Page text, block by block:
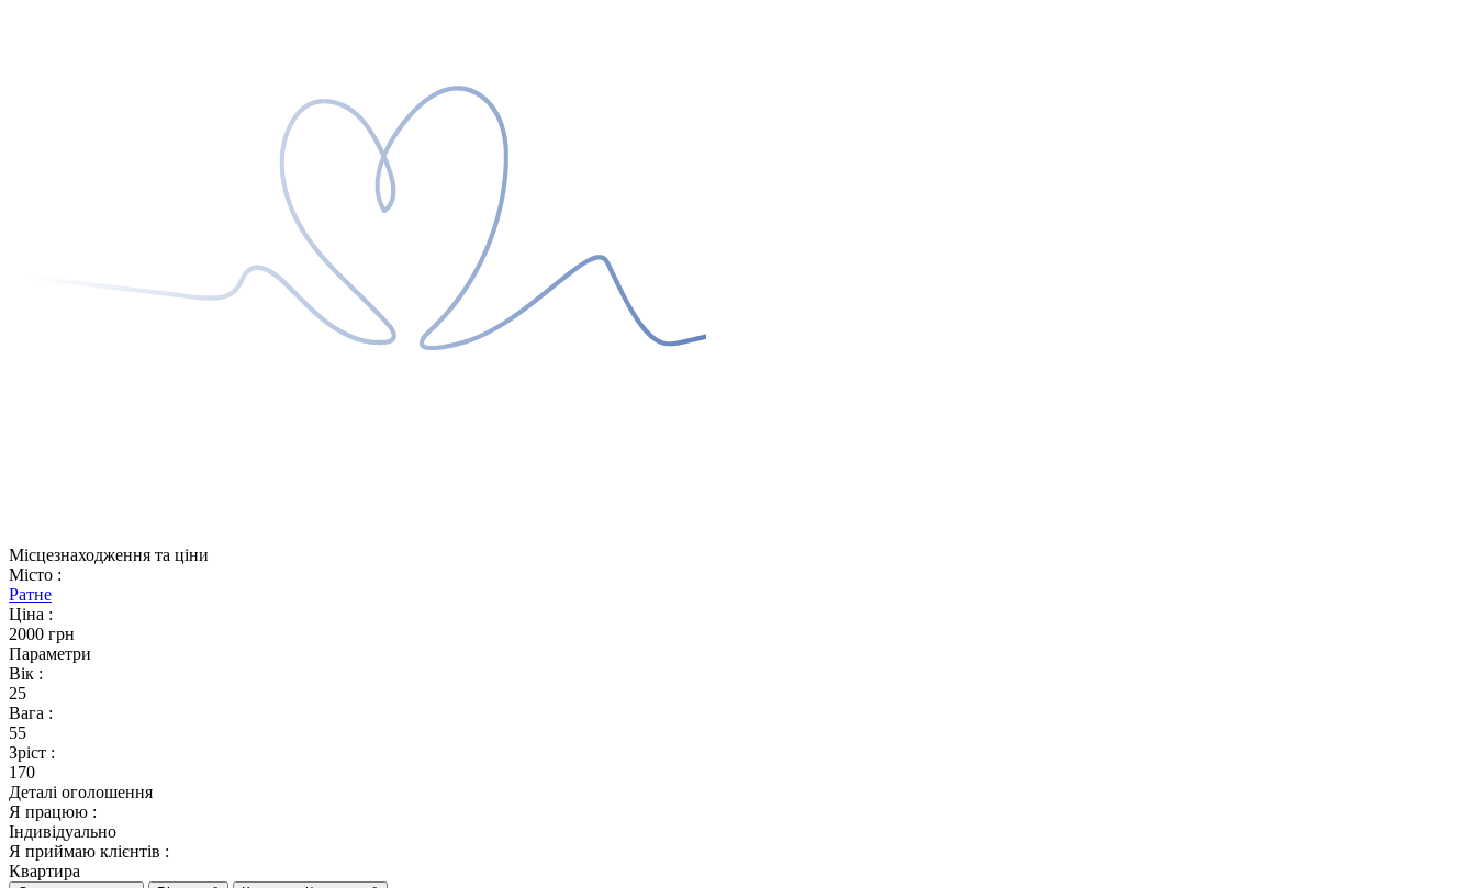
Місцезнаходження та ціни
Місто :
Ратне
Ціна :
2000 грн
Параметри
Вік :
25
Вага :
55
Зріст :
170
Деталі оголошення
Я працюю :
Індивідуально
Я приймаю клієнтів :
Квартира